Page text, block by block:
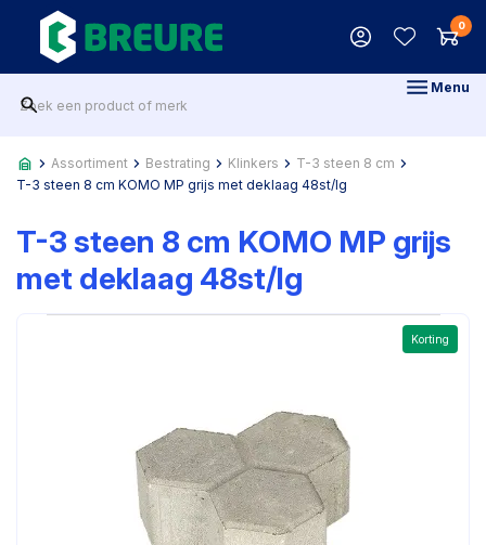
0
Menu
Assortiment Bestrating Klinkers
T-3 steen 8 cm
T-3 steen 8 cm KOMO MP grijs met deklaag 48st/lg
T-3 steen 8 cm KOMO MP grijs
met deklaag 48st/lg
Korting